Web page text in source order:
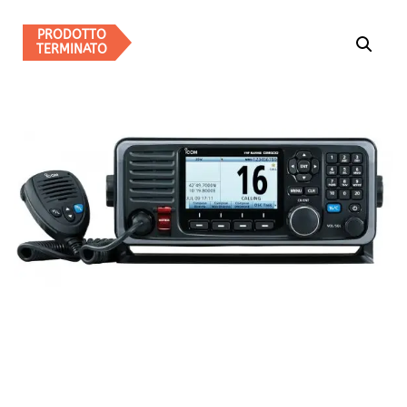
PRODOTTO
TERMINATO